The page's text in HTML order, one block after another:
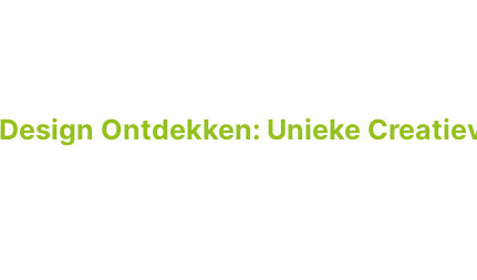
Ontdekken: Unieke